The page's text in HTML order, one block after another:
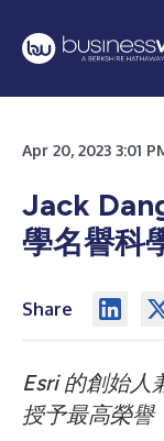
Apr 20, 2023 3:01
Jack
學名譽科
Share
Esri 的創始人
授予最高榮譽